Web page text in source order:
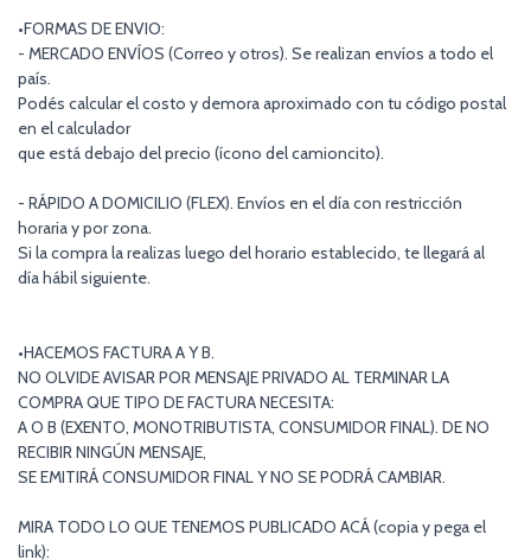
•FORMAS DE ENVIO:
- MERCADO ENVÍOS (Correo y otros). Se realizan envíos a todo el
país.
Podés calcular el costo y demora aproximado con tu código postal
en el calculador
que está debajo del precio (ícono del camioncito).
- RÁPIDO A DOMICILIO (FLEX). Envíos en el día con restricción
horaria y por zona.
Si la compra la realizas luego del horario establecido, te llegará al
día hábil siguiente.
•HACEMOS FACTURA A Y B.
NO OLVIDE AVISAR POR MENSAJE PRIVADO AL TERMINAR LA
COMPRA QUE TIPO DE FACTURA NECESITA:
A O B (EXENTO, MONOTRIBUTISTA, CONSUMIDOR FINAL). DE NO
RECIBIR NINGÚN MENSAJE,
SE EMITIRÁ CONSUMIDOR FINAL Y NO SE PODRÁ CAMBIAR.
MIRA TODO LO QUE TENEMOS PUBLICADO ACÁ (copia y pega el
link):